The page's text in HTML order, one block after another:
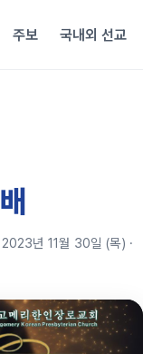
주보 국내외 선교
2023년 11월 30일 (목) ·